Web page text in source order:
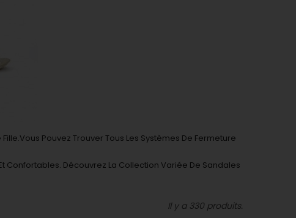
Pouvez Trouver Tous Les Systèmes De Fermeture
Confortables. Découvrez La Collection Variée De Sandales
Il y a 330 produits.